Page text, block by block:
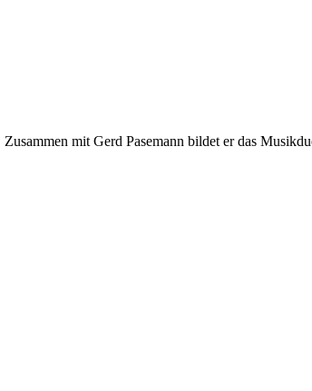
mit Gerd Pasemann bildet er das